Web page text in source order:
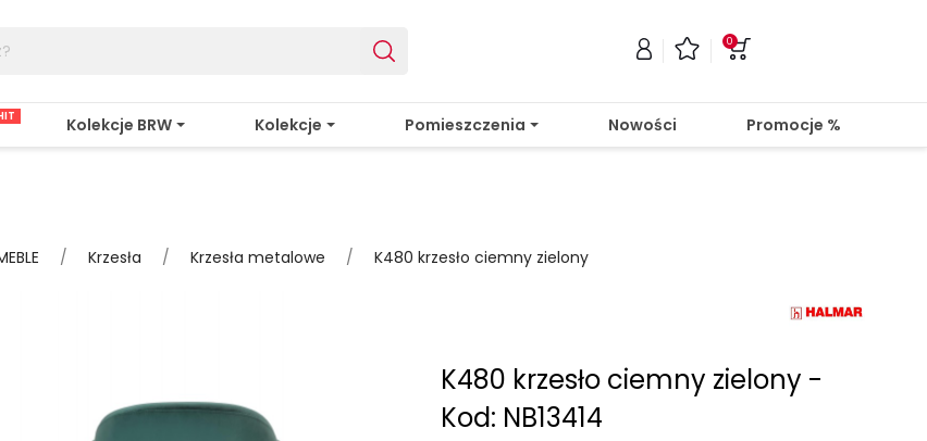
0
Kolekcje BRW Kolekcje Pomieszczenia Nowości Promocje %
Krzesła Krzesła metalowe K480 krzesło ciemny zielony
K480 krzesło ciemny zielony -
Kod: NB13414